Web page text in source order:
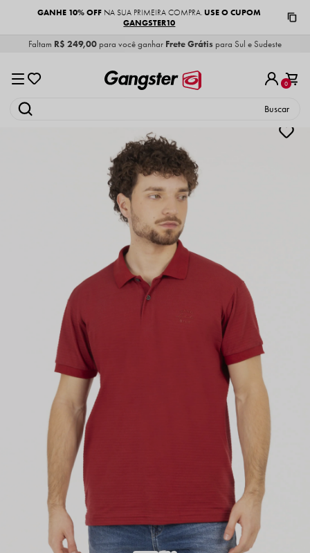
GANHE 10% OFF NA SUA PRIMEIRA COMPRA.USE O CUPOM
GANGSTER10
Faltam R$ 249,00 para você ganhar Frete Grátis para Sul e Sudeste
0